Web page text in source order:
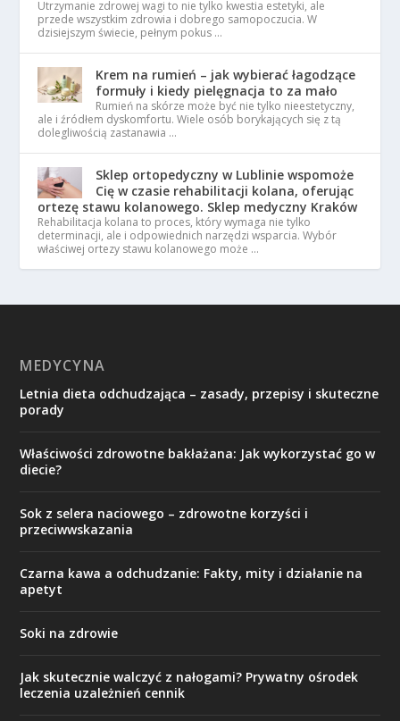
Utrzymanie zdrowej wagi to nie tylko kwestia estetyki, ale
przede wszystkim zdrowia i dobrego samopoczucia. W
dzisiejszym świecie, pełnym pokus …
Krem na rumień – jak wybierać łagodzące
formuły i kiedy pielęgnacja to za mało
Rumień na skórze może być nie tylko nieestetyczny,
ale i źródłem dyskomfortu. Wiele osób borykających się z tą
dolegliwością zastanawia …
Sklep ortopedyczny w Lublinie wspomoże
Cię w czasie rehabilitacji kolana, oferując
ortezę stawu kolanowego. Sklep medyczny Kraków
Rehabilitacja kolana to proces, który wymaga nie tylko
determinacji, ale i odpowiednich narzędzi wsparcia. Wybór
właściwej ortezy stawu kolanowego może …
MEDYCYNA
Letnia dieta odchudzająca – zasady, przepisy i skuteczne
porady
Właściwości zdrowotne bakłażana: Jak wykorzystać go w
diecie?
Sok z selera naciowego – zdrowotne korzyści i
przeciwwskazania
Czarna kawa a odchudzanie: Fakty, mity i działanie na
apetyt
Soki na zdrowie
Jak skutecznie walczyć z nałogami? Prywatny ośrodek
leczenia uzależnień cennik